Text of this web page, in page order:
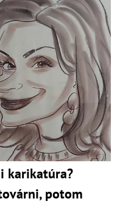
karikatúra?
potom